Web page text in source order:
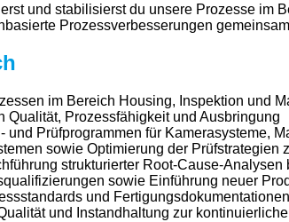
und stabilisierst du unsere Prozesse
Prozessverbesserungen
im Bereich Housing, Inspektion und
Prozessfähigkeit und Ausbringung
Prüfprogrammen für Kamerasysteme,
sowie Optimierung der
strukturierter Root-Cause-
sowie Einführung neuer
und Fertigungsdokumentationen
und Instandhaltung zur